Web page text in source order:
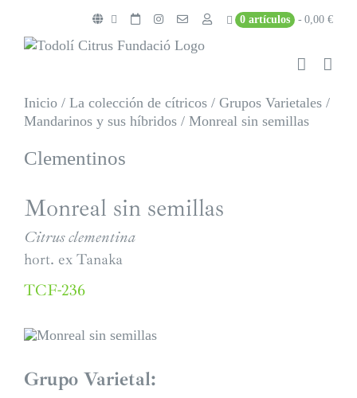
contenido
0 artículos 0,00 €
Inicio / La colección de cítricos / Grupos Varietales /
Mandarinos y sus híbridos / Monreal sin semillas
Clementinos
Monreal sin semillas
Citrus clementina
hort. ex Tanaka
TCF-236
Grupo Varietal: